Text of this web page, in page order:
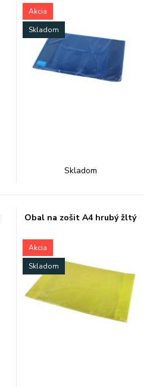
Akcia
Skladom
Skladom
Obal na zošit A4 hrubý žltý
Akcia
Skladom